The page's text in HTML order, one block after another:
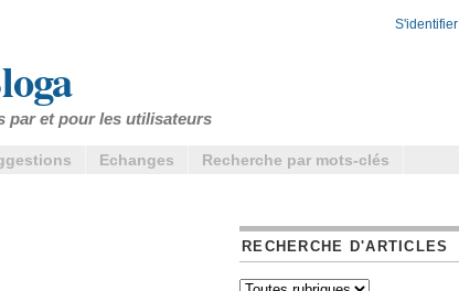
S'identifier
par et pour les utilisateurs
Echanges Recherche par mots-clés
RECHERCHE D'ARTICLES